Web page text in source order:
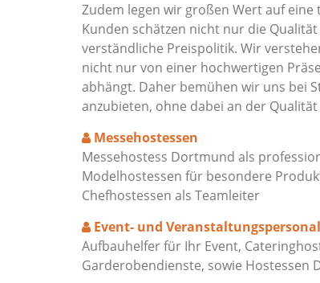
Zudem legen wir großen Wert auf
Kunden schätzen nicht nur die
verständliche Preispolitik. Wir
nicht nur von einer hochwertigen
abhängt. Daher bemühen wir uns bei
anzubieten, ohne dabei an der
Messehostessen
Messehostess Dortmund als
Modelhostessen für besondere
Chefhostessen als Teamleiter
Event- und Veranstaltungspersonal
Aufbauhelfer für Ihr Event,
Garderobendienste, sowie